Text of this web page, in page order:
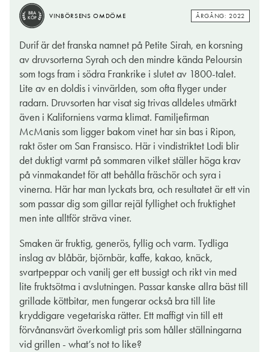
BRA
KÖP
VINBÖRSENS OMDÖME ÅRGÅNG: 2022
Durif är det franska namnet på Petite Sirah, en korsning
av druvsorterna Syrah och den mindre kända Peloursin
som togs fram i södra Frankrike i slutet av 1800-talet.
Lite av en doldis i vinvärlden, som ofta flyger under
radarn. Druvsorten har visat sig trivas alldeles utmärkt
även i Kaliforniens varma klimat. Familjefirman
McManis som ligger bakom vinet har sin bas i Ripon,
rakt öster om San Fransisco. Här i vindistriktet Lodi blir
det duktigt varmt på sommaren vilket ställer höga krav
på vinmakandet för att behålla fräschör och syra i
vinerna. Här har man lyckats bra, och resultatet är ett vin
som passar dig som gillar rejäl fyllighet och fruktighet
men inte alltför sträva viner.
Smaken är fruktig, generös, fyllig och varm. Tydliga
inslag av blåbär, björnbär, kaffe, kakao, knäck,
svartpeppar och vanilj ger ett bussigt och rikt vin med
lite fruktsötma i avslutningen. Passar kanske allra bäst till
grillade köttbitar, men fungerar också bra till lite
kryddigare vegetariska rätter. Ett maffigt vin till ett
förvånansvärt överkomligt pris som håller ställningarna
vid grillen - what’s not to like?
BRA
KÖP
VINBÖRSENS OMDÖME
talet när botanisten François Durif hittade denna naturliga
korsbefruktning av Syrah och Peloursin i en vingård. Skapelsen
kan betecknas som ett äktenskap mellan den firade skönheten
och den okända bastarden, men icke desto mindre föll
giftermålet mycket väl ut. Det gäller framför allt på andra sidan
Atlanten där Petite Sirah förekommer både i ensamt majestät
som här och blandad med andra druvor (främst Zinfandel).
Jag minns mycket väl när McManis gjorde entré här med
denna druvsort. Succén var omedelbar och jag har alltid gillat
detta vin. Inte för att det är världens mest karaktärsfulla
druvsort, utan för att det är ett vin som fungerar i alla möjliga
sammanhang. En träffsäker rekommendation, utan minsta krav
Det är med andra ord en utmärkt introduktion till vinets värld;
snyggt designat, saftigt, absolut generöst och minst sagt
smakrikt med massor av frukt och bär i aromerna, ytterligare
förstärkt av en medvetet hårdrostad ekvanilj. Inte konstigt att
många har det som en favorit, precis som dess vita motsvarighet
ovan.